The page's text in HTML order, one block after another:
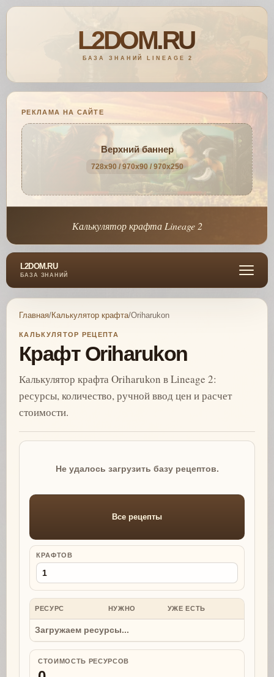
РЕКЛАМА НА САЙТЕ
Верхний баннер
728x90 / 970x90 / 970x250
Калькулятор крафта Lineage 2
L2DOM.RU
БАЗА ЗНАНИЙ
Главная/Калькулятор крафта/Oriharukon
КАЛЬКУЛЯТОР РЕЦЕПТА
Крафт Oriharukon
Калькулятор крафта Oriharukon в Lineage 2:
ресурсы, количество, ручной ввод цен и расчет
стоимости.
Не удалось загрузить базу рецептов.
Все рецепты
КРАФТОВ
РЕСУРС НУЖНО УЖЕ ЕСТЬ
Загружаем ресурсы...
СТОИМОСТЬ РЕСУРСОВ